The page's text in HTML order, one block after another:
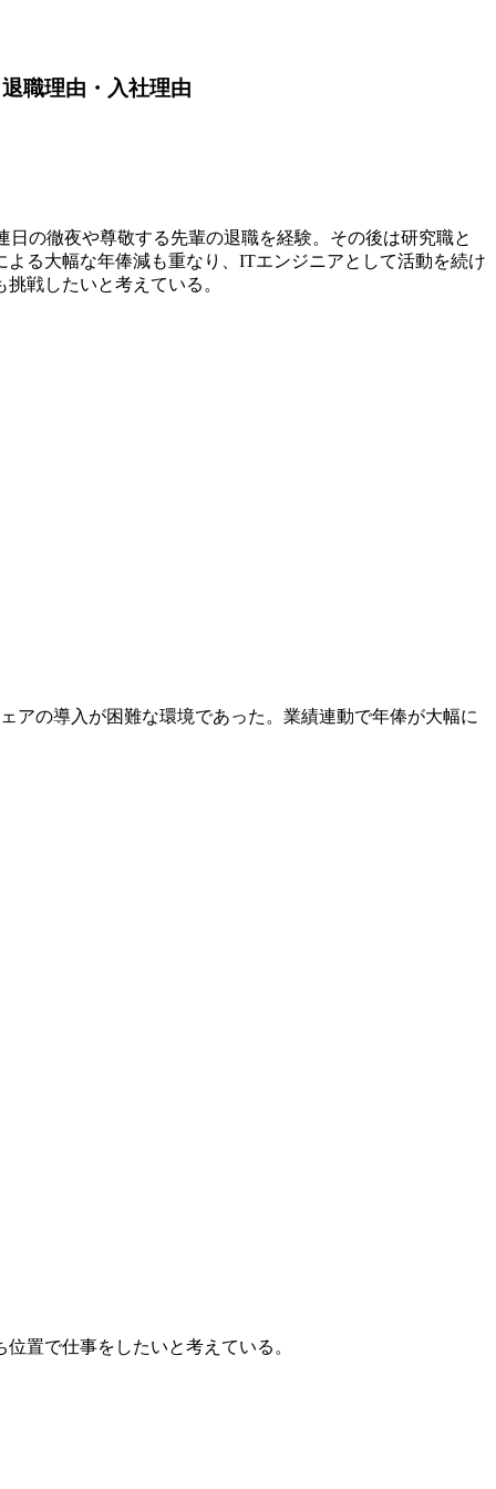
職理由・入社理由
の徹夜や尊敬する先輩の退職を経験。その後は研究職と
る大幅な年俸減も重なり、ITエンジニアとして活動を続け
戦したいと考えている。
アの導入が困難な環境であった。業績連動で年俸が大幅に
置で仕事をしたいと考えている。